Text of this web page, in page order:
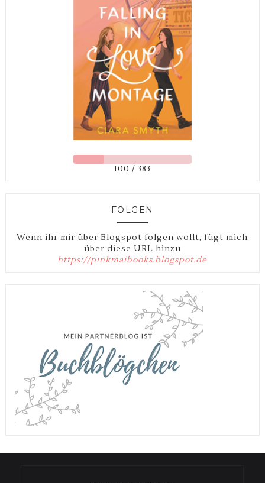
100 / 383
FOLGEN
Wenn ihr mir über Blogspot folgen wollt, fügt mich
über diese URL hinzu
https://pinkmaibooks.blogspot.de